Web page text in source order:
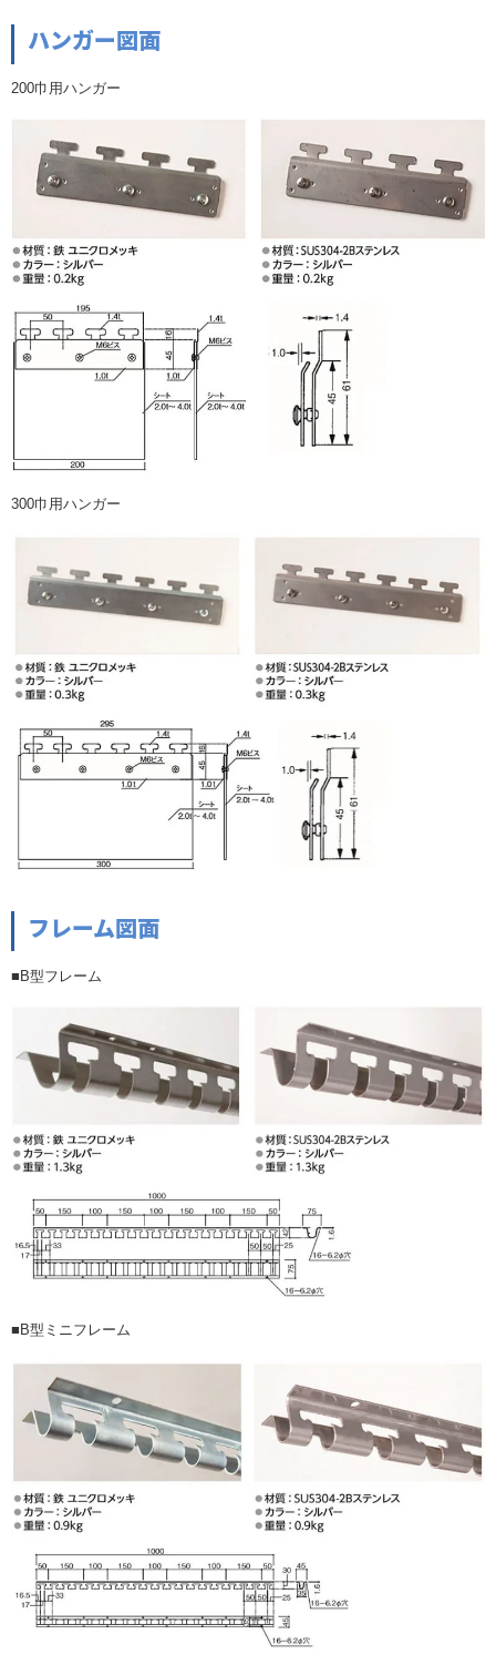
ハンガー図面
200巾用ハンガー
300巾用ハンガー
フレーム図面
■B型フレーム
■B型ミニフレーム